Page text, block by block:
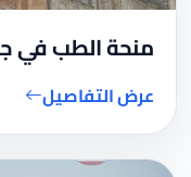
منحة الطب في
عرض التفاصيل